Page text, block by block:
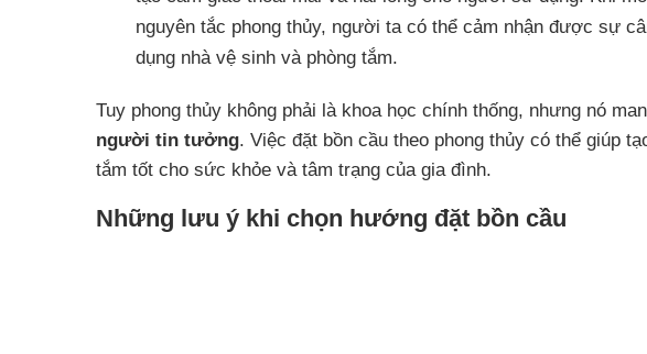
nguyên tắc phong thủy, người ta có thể cảm nhận được sự
dụng nhà vệ sinh và phòng tắm.
Tuy phong thủy không phải là khoa học chính thống, nhưng nó
người tin tưởng. Việc đặt bồn cầu theo phong thủy có thể giúp
tắm tốt cho sức khỏe và tâm trạng của gia đình.
Những lưu ý khi chọn hướng đặt bồn cầu